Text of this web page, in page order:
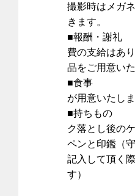
撮影時はメガ
きます。
■報酬・謝礼
費の支給はあ
品をご用意いた
■食事 適
が用意いたしま
■持ちもの
ク落とし後の
ペンと印鑑（
記入して頂く
す）